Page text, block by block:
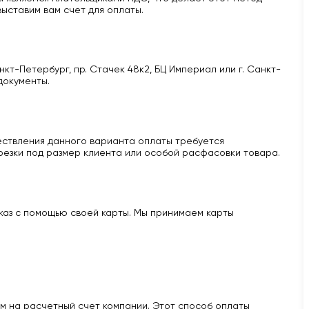
вам счет для оплаты.
Петербург, пр. Стачек 48к2, БЦ Империал или г. Санкт-
данного варианта оплаты требуется
под размер клиента или особой расфасовки товара.
с помощью своей карты. Мы принимаем карты
на расчетный счет компании. Этот способ оплаты